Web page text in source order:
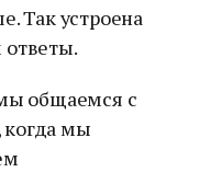
Так устроена
общаемся с
мы